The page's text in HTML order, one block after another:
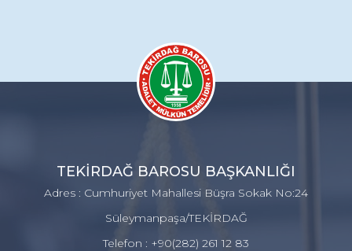
TEKİRDAĞ BAROSU BAŞKANLIĞI
Adres : Cumhuriyet Mahallesi Büşra Sokak No:24
Süleymanpaşa/TEKİRDAĞ
Telefon : +90(282) 261 12 83